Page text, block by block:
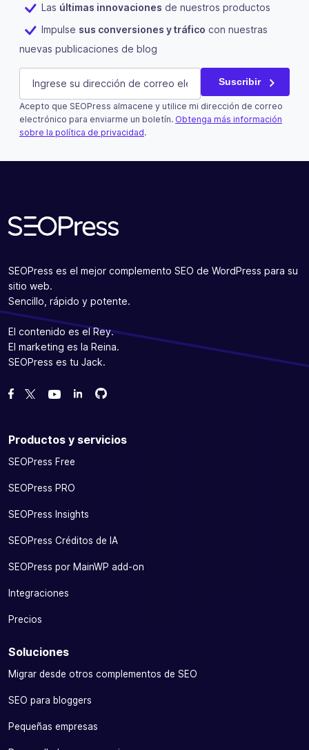
Las últimas innovaciones de nuestros productos
Impulse sus conversiones y tráfico con nuestras
nuevas publicaciones de blog
Company
Este campo es un campo de validación y debe quedar
E-mail (Obligatorio) Suscribir
Acepto que SEOPress almacene y utilice mi dirección de correo
electrónico para enviarme un boletín. Obtenga más información
sobre la política de privacidad.
SEOPress es el mejor complemento SEO de WordPress para su
sitio web.
Sencillo, rápido y potente.
El contenido es el Rey.
El marketing es la Reina.
SEOPress es tu Jack.
Danos like en Facebook
Síguenos en Twitter
Míranos en YouTube
Bifurcanos en GitHub
Bifurcanos en GitHub
Productos y servicios
SEOPress Free
SEOPress PRO
SEOPress Insights
SEOPress Créditos de IA
SEOPress por MainWP add-on
Integraciones
Precios
Soluciones
Migrar desde otros complementos de SEO
SEO para bloggers
Pequeñas empresas